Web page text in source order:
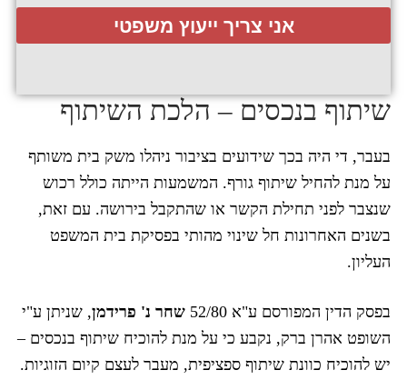
אני צריך ייעוץ משפטי
שיתוף בנכסים – הלכת השיתוף
בעבר, די היה בכך שידועים בציבור ניהלו משק בית משותף
על מנת להחיל שיתוף גורף. המשמעות הייתה כולל רכוש
שנצבר לפני תחילת הקשר או שהתקבל בירושה. עם זאת,
בשנים האחרונות חל שינוי מהותי בפסיקת בית המשפט
העליון.
בפסק הדין המפורסם ע"א 52/80 שחר נ' פרידמן, שניתן ע"י
השופט אהרן ברק, נקבע כי על מנת להוכיח שיתוף בנכסים –
יש להוכיח כוונת שיתוף ספציפית, מעבר לעצם קיום הזוגיות.